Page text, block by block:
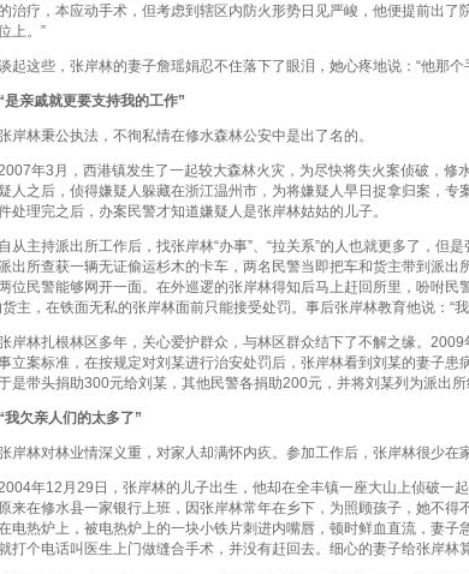
治疗，本应动手术，但考虑到辖区内防火形势日见严峻，他便提前出
上。”
这些，张岸林的妻子詹瑶娟忍不住落下了眼泪，她心疼地说：“他那个
戚就更要支持我的工作”
林秉公执法，不徇私情在修水森林公安中是出了名的。
年3月，西港镇发生了一起较大森林火灾，为尽快将失火案侦破，修
人之后，侦得嫌疑人躲藏在浙江温州市，为将嫌疑人早日捉拿归案，
处理完之后，办案民警才知道嫌疑人是张岸林姑姑的儿子。
主持派出所工作后，找张岸林“办事”、“拉关系”的人也就更多了，但
出所查获一辆无证偷运杉木的卡车，两名民警当即把车和货主带到派出
位民警能够网开一面。在外巡逻的张岸林得知后马上赶回所里，吩咐民
货主，在铁面无私的张岸林面前只能接受处罚。事后张岸林教育他说：“
林扎根林区多年，关心爱护群众，与林区群众结下了不解之缘。2009
立案标准，在按规定对刘某进行治安处罚后，张岸林看到刘某的妻子
是带头捐助300元给刘某，其他民警各捐助200元，并将刘某列为派出所
亲人们的太多了”
林对林业情深义重，对家人却满怀内疚。参加工作后，张岸林很少在
年12月29日，张岸林的儿子出生，他却在全丰镇一座大山上侦破一起
来在修水县一家银行上班，因张岸林常年在乡下，为照顾孩子，她不
电热炉上，被电热炉上的一块小铁片刺进内嘴唇，顿时鲜血直流，妻
打个电话叫医生上门做缝合手术，并没有赶回去。细心的妻子给张岸林